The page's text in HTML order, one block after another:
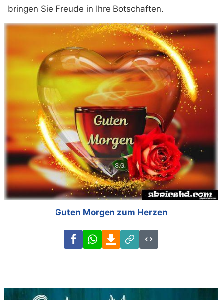
bringen Sie Freude in Ihre Botschaften.
Guten Morgen zum Herzen
FacebookWhatsAppDownload
Link
Code